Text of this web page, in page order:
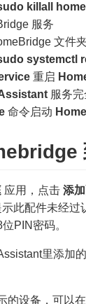
killall
服务
文件
systemctl
重启
服务
命令启动
应用，点击 添
此配件未经过
PIN密码。
里添加
的设备，可以在